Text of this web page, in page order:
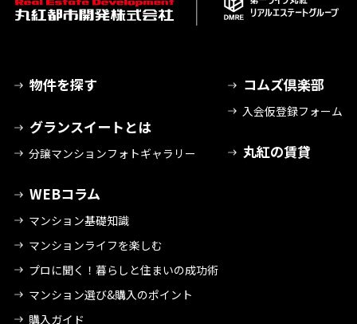
物件を探す
グランスイートとは
分譲マンションフォトギャラリー
WEBコラム
マンション基礎知識
マンションライフを楽しむ
プロに聞く！暮らしと住まいの成功術
マンション選び&購入のポイント
購入ガイド
コムズ倶楽部
入会仮登録フォーム
丸紅の賃貸